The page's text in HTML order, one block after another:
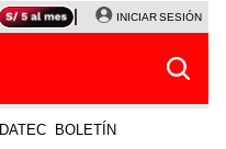
VIERNES 7 DE AGOSTOINICIAR SESIÓN
DATEC BOLETÍN